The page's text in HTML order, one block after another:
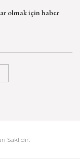
olmak için haber
Saklıdır.